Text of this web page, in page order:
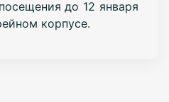
до 12 января
корпусе.